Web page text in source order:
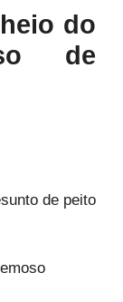
do
de
de peito